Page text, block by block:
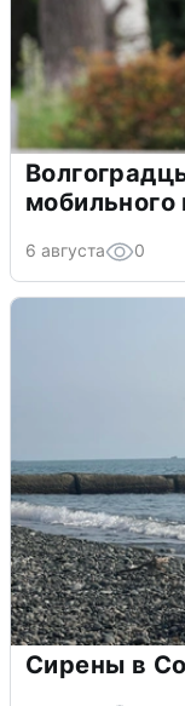
мобильного
6 августа 0
Сирены в